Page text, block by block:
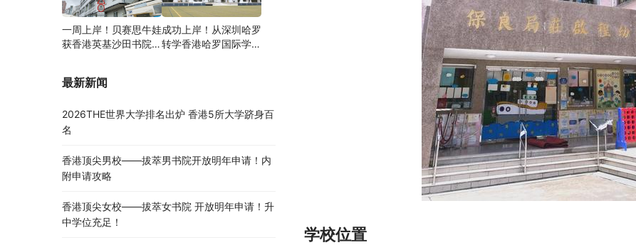
学校位置
一周上岸！贝赛思牛娃
获香港英基沙田书院录
成功上岸！从深圳哈罗
转学香港哈罗国际学
最新新闻
2026THE世界大学排名出炉 香港5所大学跻身百
名
香港顶尖男校——拔萃男书院开放明年申请！内
附申请攻略
香港顶尖女校——拔萃女书院 开放明年申请！升
中学位充足！